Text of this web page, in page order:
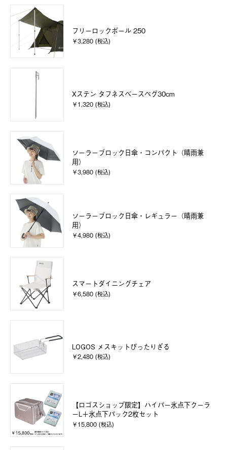
フリーロックポール 250
￥3,280 (税込)
Xステン タフネスベースペグ30cm
￥1,320 (税込)
ソーラーブロック日傘・コンパクト（晴雨兼
用）
￥3,980 (税込)
ソーラーブロック日傘・レギュラー（晴雨兼
用）
￥4,980 (税込)
スマートダイニングチェア
￥6,580 (税込)
LOGOS メスキットぴったりざる
￥2,480 (税込)
【ロゴスショップ限定】ハイパー氷点下クーラ
ーL＋氷点下パック2枚セット
￥15,800 (税込)